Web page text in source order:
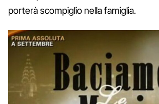
porterà scompiglio nella famiglia.